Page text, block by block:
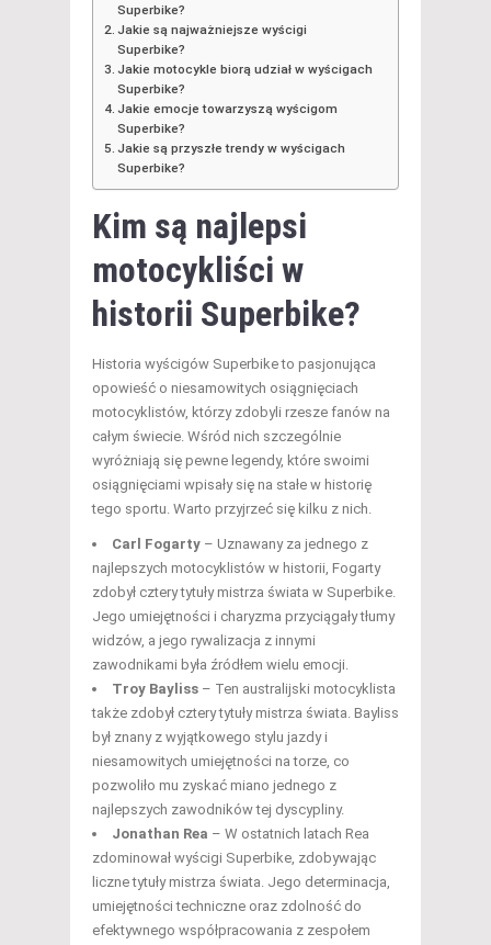
Superbike?
Jakie są najważniejsze wyścigi
Superbike?
Jakie motocykle biorą udział w wyścigach
Superbike?
Jakie emocje towarzyszą wyścigom
Superbike?
Jakie są przyszłe trendy w wyścigach
Superbike?
Kim są najlepsi
motocykliści w
historii Superbike?
Historia wyścigów Superbike to pasjonująca
opowieść o niesamowitych osiągnięciach
motocyklistów, którzy zdobyli rzesze fanów na
całym świecie. Wśród nich szczególnie
wyróżniają się pewne legendy, które swoimi
osiągnięciami wpisały się na stałe w historię
tego sportu. Warto przyjrzeć się kilku z nich.
Carl Fogarty – Uznawany za jednego z
najlepszych motocyklistów w historii, Fogarty
zdobył cztery tytuły mistrza świata w Superbike.
Jego umiejętności i charyzma przyciągały tłumy
widzów, a jego rywalizacja z innymi
zawodnikami była źródłem wielu emocji.
Troy Bayliss – Ten australijski motocyklista
także zdobył cztery tytuły mistrza świata. Bayliss
był znany z wyjątkowego stylu jazdy i
niesamowitych umiejętności na torze, co
pozwoliło mu zyskać miano jednego z
najlepszych zawodników tej dyscypliny.
Jonathan Rea – W ostatnich latach Rea
zdominował wyścigi Superbike, zdobywając
liczne tytuły mistrza świata. Jego determinacja,
umiejętności techniczne oraz zdolność do
efektywnego współpracowania z zespołem